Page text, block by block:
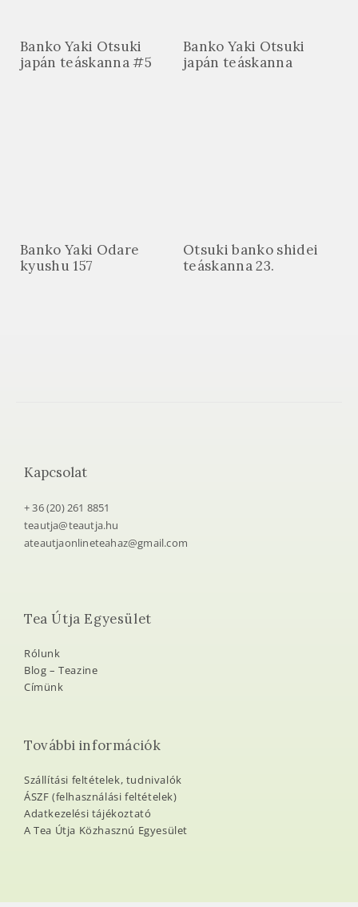
Banko Yaki Otsuki
japán teáskanna #5
Banko Yaki Otsuki
japán teáskanna
Banko Yaki Odare
kyushu 157
Otsuki banko shidei
teáskanna 23.
Kapcsolat
+ 36 (20) 261 8851
teautja@teautja.hu
ateautjaonlineteahaz@gmail.com
Tea Útja Egyesület
Rólunk
Blog – Teazine
Címünk
További információk
Szállítási feltételek, tudnivalók
ÁSZF (felhasználási feltételek)
Adatkezelési tájékoztató
A Tea Útja Közhasznú Egyesület